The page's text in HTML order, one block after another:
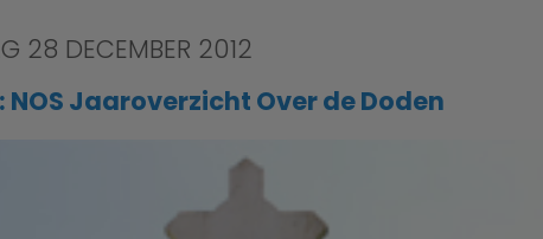
28 DECEMBER 2012
NOS Jaaroverzicht Over de Doden